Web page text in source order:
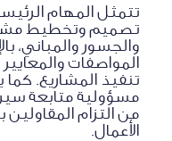
تتمثل المهام
تصميم وتخطيط
والجسور والمباني،
المواصفات
تنفيذ المشاريع.
مسؤولية متابعة سير
من التزام
الأعمال.